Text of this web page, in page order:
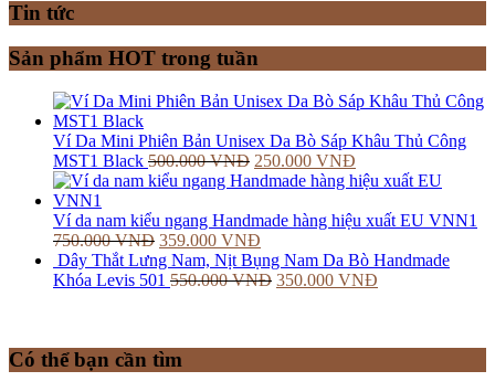
Tin tức
Sản phẩm HOT trong tuần
Ví Da Mini Phiên Bản Unisex Da Bò Sáp Khâu Thủ Công
MST1 Black 500.000VNĐ 250.000 VNĐ
Ví da nam kiểu ngang Handmade hàng hiệu xuất EU VNN1
750.000VNĐ 359.000 VNĐ
Dây Thắt Lưng Nam, Nịt Bụng Nam Da Bò Handmade
Khóa Levis 501 550.000VNĐ 350.000 VNĐ
Có thể bạn cần tìm